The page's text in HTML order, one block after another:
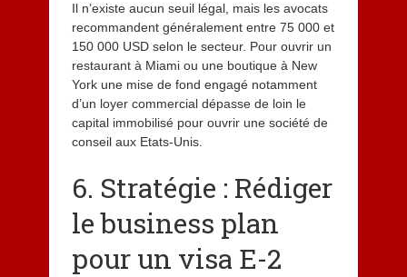
Il n’existe aucun seuil légal, mais les avocats
recommandent généralement entre 75 000 et
150 000 USD selon le secteur. Pour ouvrir un
restaurant à Miami ou une boutique à New
York une mise de fond engagé notamment
d’un loyer commercial dépasse de loin le
capital immobilisé pour ouvrir une société de
conseil aux Etats-Unis.
6. Stratégie : Rédiger
le business plan
pour un visa E-2